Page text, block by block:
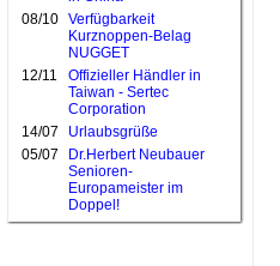
08/10 Verfügbarkeit
Kurznoppen-Belag
NUGGET
12/11
Offizieller Händler in
Taiwan - Sertec
Corporation
14/07
Urlaubsgrüße
05/07
Dr.Herbert Neubauer
Senioren-
Europameister im
Doppel!